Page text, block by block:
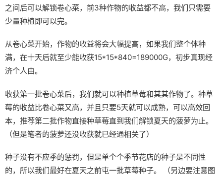
之间后可以解锁卷心菜，前3种作物的收益都不高，我们只需要
少量种植即可以完。
从卷心菜开始，作物的收益将会大幅提高，如果我们整个体种
满，在十天后就至少能收获15*15*840=189000G，初步真现经
济个人由。
收获第一批卷心菜后，我们就可以种植草莓和其其作物了。种草
莓的收益比卷心菜又高，并且只要5天就可以成熟，可以高效回
本，推荐第二批作物直接种草莓直到我们解锁夏天的菠萝为止。
（但是笔者的菠萝还没收获就已经通相关了）
种子没有不应季的惩罚，但是单个个季节花店的种子是不同性
的，所以我们最好在夏天之前屯一批草莓种子。 （另边要注意图